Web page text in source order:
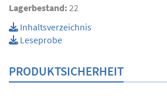
Lagerbestand: 22
Inhaltsverzeichnis
Leseprobe
PRODUKTSICHERHEIT